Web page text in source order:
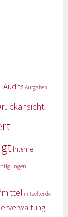
Audits Aufgaben
Interne
mitgeltende